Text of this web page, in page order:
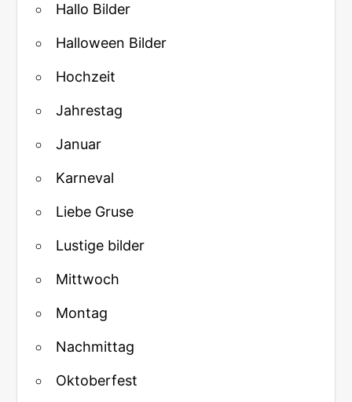
Hallo Bilder
Halloween Bilder
Hochzeit
Jahrestag
Januar
Karneval
Liebe Gruse
Lustige bilder
Mittwoch
Montag
Nachmittag
Oktoberfest